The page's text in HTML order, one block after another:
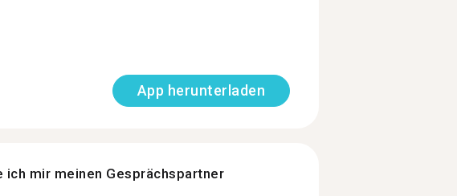
App herunterladen
ich mir meinen Gesprächspartner